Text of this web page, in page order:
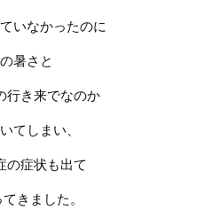
いなかったのに
暑さと
行き来でなのか
てしまい、
の症状も出て
きました。